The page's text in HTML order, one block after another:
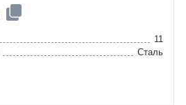
11
Сталь